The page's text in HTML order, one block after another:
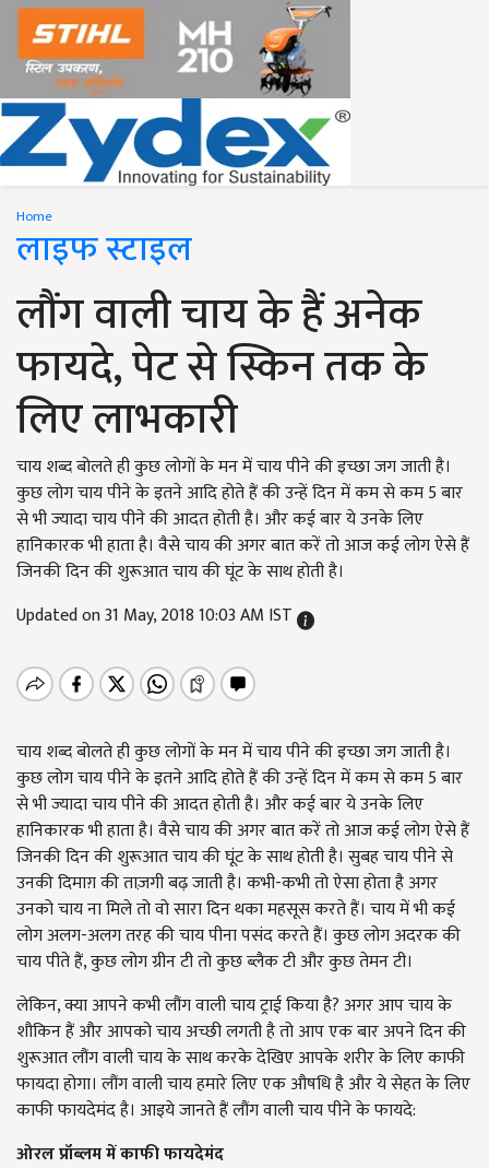
Home
लाइफ स्टाइल
लौंग वाली चाय के हैं अनेक
फायदे, पेट से स्किन तक के
लिए लाभकारी
चाय शब्द बोलते ही कुछ लोगों के मन में चाय पीने की इच्छा जग जाती है।
कुछ लोग चाय पीने के इतने आदि होते हैं की उन्हें दिन में कम से कम 5 बार
से भी ज्यादा चाय पीने की आदत होती है। और कई बार ये उनके लिए
हानिकारक भी हाता है। वैसे चाय की अगर बात करें तो आज कई लोग ऐसे हैं
जिनकी दिन की शुरूआत चाय की घूंट के साथ होती है।
Updated on 31 May, 2018 10:03 AM IST
चाय शब्द बोलते ही कुछ लोगों के मन में चाय पीने की इच्छा जग जाती है।
कुछ लोग चाय पीने के इतने आदि होते हैं की उन्हें दिन में कम से कम 5 बार
से भी ज्यादा चाय पीने की आदत होती है। और कई बार ये उनके लिए
हानिकारक भी हाता है। वैसे चाय की अगर बात करें तो आज कई लोग ऐसे हैं
जिनकी दिन की शुरूआत चाय की घूंट के साथ होती है। सुबह चाय पीने से
उनकी दिमाग़ की ताज़गी बढ़ जाती है। कभी-कभी तो ऐसा होता है अगर
उनको चाय ना मिले तो वो सारा दिन थका महसूस करते हैं। चाय में भी कई
लोग अलग-अलग तरह की चाय पीना पसंद करते हैं। कुछ लोग अदरक की
चाय पीते हैं, कुछ लोग ग्रीन टी तो कुछ ब्लैक टी और कुछ तेमन टी।
लेकिन, क्या आपने कभी लौंग वाली चाय ट्राई किया है? अगर आप चाय के
शौकिन हैं और आपको चाय अच्छी लगती है तो आप एक बार अपने दिन की
शुरूआत लौंग वाली चाय के साथ करके देखिए आपके शरीर के लिए काफी
फायदा होगा। लौंग वाली चाय हमारे लिए एक औषधि है और ये सेहत के लिए
काफी फायदेमंद है। आइये जानते हैं लौंग वाली चाय पीने के फायदे:
ओरल प्रॉब्लम में काफी फायदेमंद